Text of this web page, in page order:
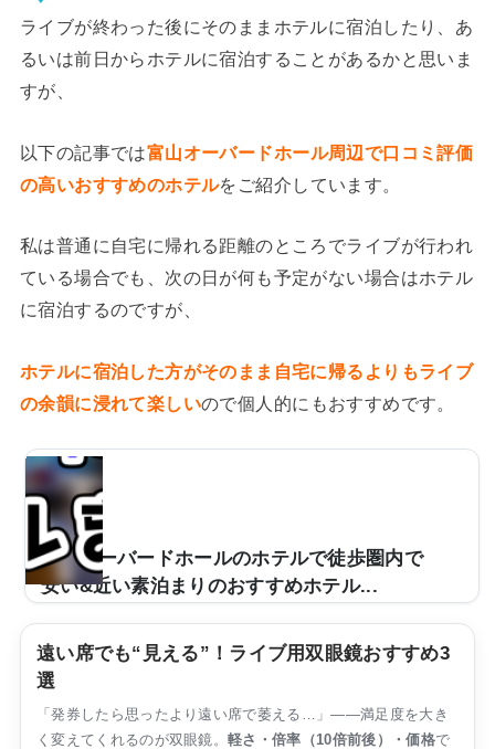
ライブが終わった後にそのままホテルに宿泊したり、あ
るいは前日からホテルに宿泊することがあるかと思いま
すが、
以下の記事では富山オーバードホール周辺で口コミ評価
の高いおすすめのホテルをご紹介しています。
私は普通に自宅に帰れる距離のところでライブが行われ
ている場合でも、次の日が何も予定がない場合はホテル
に宿泊するのですが、
ホテルに宿泊した方がそのまま自宅に帰るよりもライブ
の余韻に浸れて楽しいので個人的にもおすすめです。
富山オーバードホールのホテルで徒歩圏内で
安い&近い素泊まりのおすすめホテル...
くのアーティストのツアー会場などとして使用されてい
ますが、遠方から来られたり、終演時間が夜遅かったり
すると、近くのホテルを利用する場合もあるかと思いま
す。そこで、ここでは富山オーバードホールで徒歩圏内
で行ける、距離が近くて値段が安めで素泊まりできるお
遠い席でも“見える”！ライブ用双眼鏡おすすめ3
選
「発券したら思ったより遠い席で萎える…」——満足度を大き
く変えてくれるのが双眼鏡。軽さ・倍率（10倍前後）・価格で